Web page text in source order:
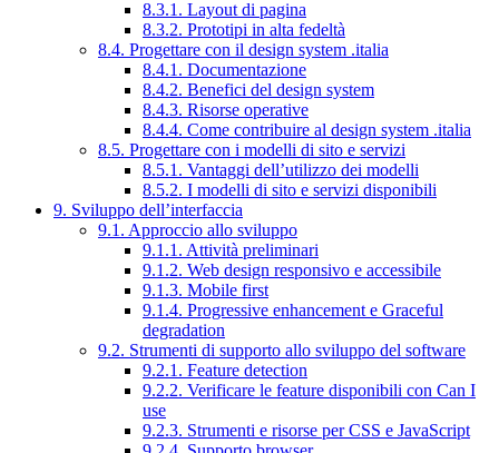
8.3.1. Layout di pagina
8.3.2. Prototipi in alta fedeltà
8.4. Progettare con il design system .italia
8.4.1. Documentazione
8.4.2. Benefici del design system
8.4.3. Risorse operative
8.4.4. Come contribuire al design system .italia
8.5. Progettare con i modelli di sito e servizi
8.5.1. Vantaggi dell’utilizzo dei modelli
8.5.2. I modelli di sito e servizi disponibili
9. Sviluppo dell’interfaccia
9.1. Approccio allo sviluppo
9.1.1. Attività preliminari
9.1.2. Web design responsivo e accessibile
9.1.3. Mobile first
9.1.4. Progressive enhancement e Graceful
degradation
9.2. Strumenti di supporto allo sviluppo del software
9.2.1. Feature detection
9.2.2. Verificare le feature disponibili con Can I
use
9.2.3. Strumenti e risorse per CSS e JavaScript